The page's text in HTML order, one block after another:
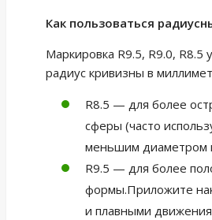
Как пользоваться
Маркировка R9.5, R9.0, R8.5
радиус кривизны в
R8.5 — для более
сферы (часто
меньшим диаметром
R9.5 — для более
формы.Приложите
и плавными